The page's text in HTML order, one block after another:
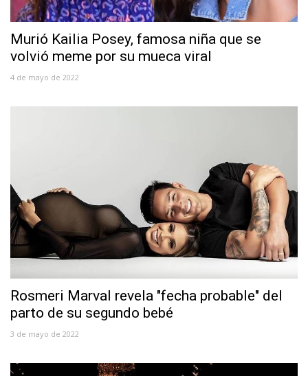
Murió Kailia Posey, famosa niña que se
volvió meme por su mueca viral
4 de mayo de 2022
Rosmeri Marval revela "fecha probable" del
parto de su segundo bebé
3 de mayo de 2022